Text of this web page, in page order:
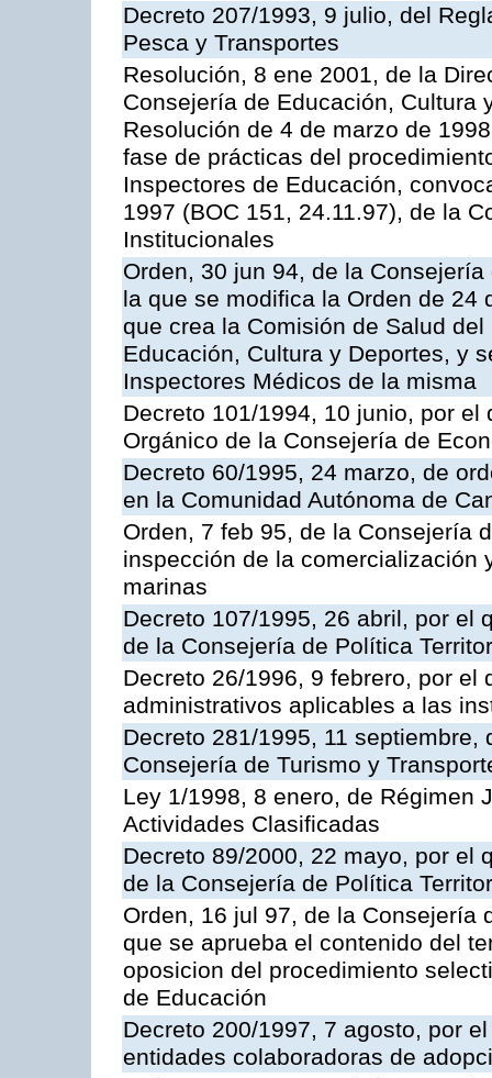
Decreto 207/1993, 9 julio, del
Pesca y Transportes
Resolución, 8 ene 2001, de la
Consejería de Educación, Cultura
Resolución de 4 de marzo de
fase de prácticas del
Inspectores de Educación,
1997 (BOC 151, 24.11.97), de la
Institucionales
Orden, 30 jun 94, de la
la que se modifica la Orden de 24
que crea la Comisión de Salud
Educación, Cultura y Deportes, y
Inspectores Médicos de la misma
Decreto 101/1994, 10 junio, por
Orgánico de la Consejería de
Decreto 60/1995, 24 marzo, de
en la Comunidad Autónoma de
Orden, 7 feb 95, de la Consejería
inspección de la comercialización
marinas
Decreto 107/1995, 26 abril, por el
de la Consejería de Política
Decreto 26/1996, 9 febrero, por
administrativos aplicables a las
Decreto 281/1995, 11
Consejería de Turismo y
Ley 1/1998, 8 enero, de Régimen
Actividades Clasificadas
Decreto 89/2000, 22 mayo, por el
de la Consejería de Política
Orden, 16 jul 97, de la Consejería
que se aprueba el contenido del
oposicion del procedimiento
de Educación
Decreto 200/1997, 7 agosto, por
entidades colaboradoras de